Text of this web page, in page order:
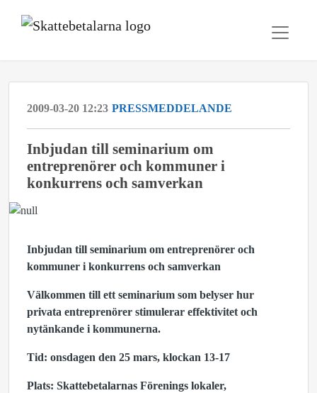
2009-03-20 12:23 PRESSMEDDELANDE
Inbjudan till seminarium om
entreprenörer och kommuner i
konkurrens och samverkan
Inbjudan till seminarium om entreprenörer och
kommuner i konkurrens och samverkan
Välkommen till ett seminarium som belyser hur
privata entreprenörer stimulerar effektivitet och
nytänkande i kommunerna.
Tid: onsdagen den 25 mars, klockan 13-17
Plats: Skattebetalarnas Förenings lokaler,